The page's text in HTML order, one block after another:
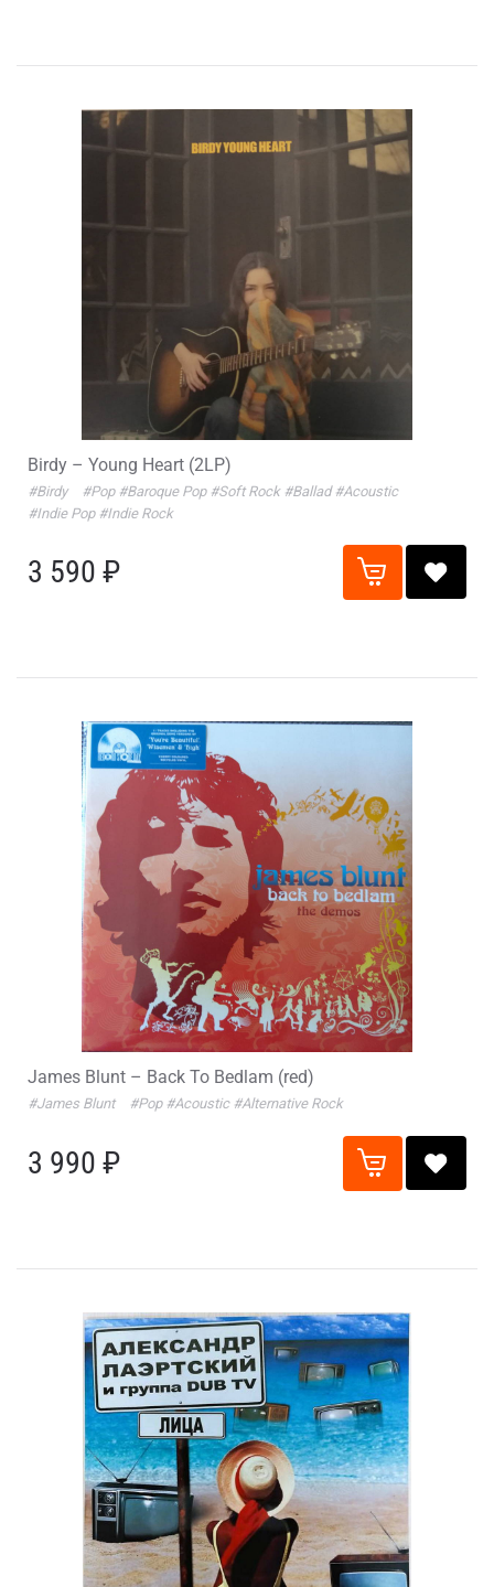
Birdy – Young Heart (2LP)
#Birdy #Pop #Baroque Pop #Soft Rock #Ballad #Acoustic
#Indie Pop #Indie Rock
3 590 ₽
James Blunt – Back To Bedlam (red)
#James Blunt #Pop #Acoustic #Alternative Rock
3 990 ₽